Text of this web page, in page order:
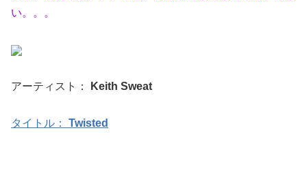
い。。。
アーティスト： Keith Sweat
タイトル： Twisted